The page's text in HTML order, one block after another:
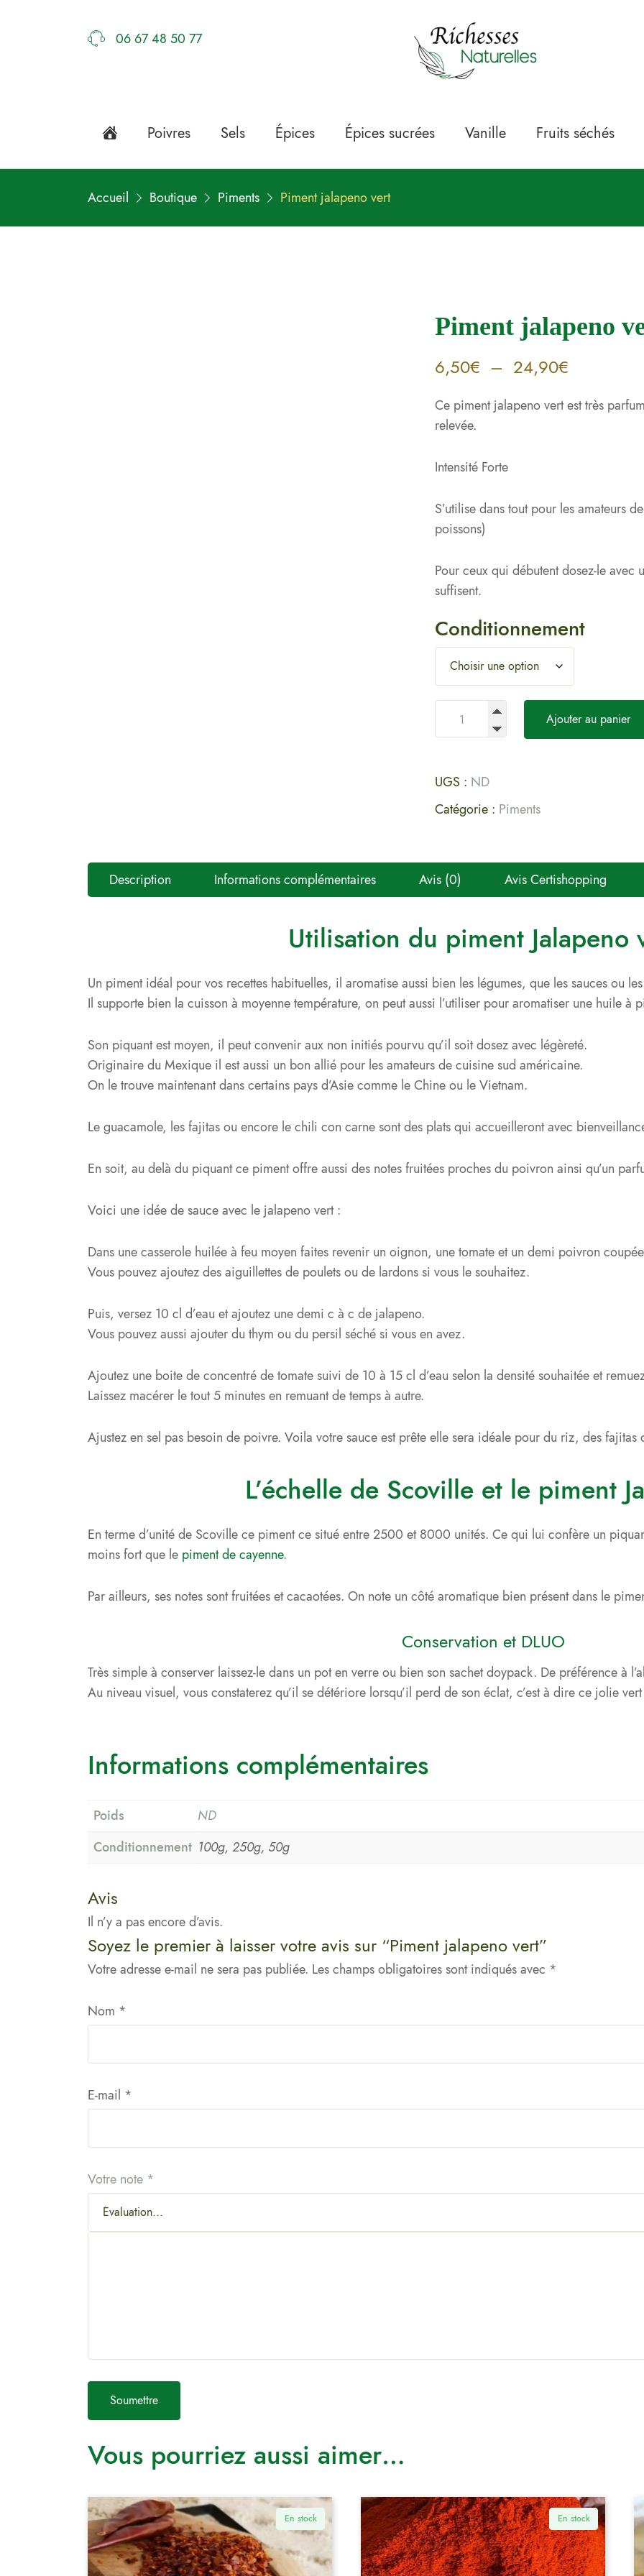
06 67 48 50 77
Poivres Sels Épices Épices sucrées Vanille Fruits séchés
Accueil Boutique Piments Piment jalapeno vert
Piment jalapeno
6,50€ – 24,90€
Ce piment jalapeno vert est très
relevée.
Intensité Forte
S’utilise dans tout pour les amateurs
poissons)
Pour ceux qui débutent dosez-le
suffisent.
Conditionnement
Ajouter au panier
UGS : ND
Catégorie : Piments
Description Informations complémentaires Avis (0) Avis Certishopping
Utilisation du piment Jalapeno
Un piment idéal pour vos recettes habituelles, il aromatise aussi bien les légumes, que les sauces ou
Il supporte bien la cuisson à moyenne température, on peut aussi l’utiliser pour aromatiser une huile à
Son piquant est moyen, il peut convenir aux non initiés pourvu qu’il soit dosez avec légèreté.
Originaire du Mexique il est aussi un bon allié pour les amateurs de cuisine sud américaine.
On le trouve maintenant dans certains pays d’Asie comme le Chine ou le Vietnam.
Le guacamole, les fajitas ou encore le chili con carne sont des plats qui accueilleront avec
En soit, au delà du piquant ce piment offre aussi des notes fruitées proches du poivron ainsi qu’un
Voici une idée de sauce avec le jalapeno vert :
Dans une casserole huilée à feu moyen faites revenir un oignon, une tomate et un demi poivron
Vous pouvez ajoutez des aiguillettes de poulets ou de lardons si vous le souhaitez.
Puis, versez 10 cl d’eau et ajoutez une demi c à c de jalapeno.
Vous pouvez aussi ajouter du thym ou du persil séché si vous en avez.
Ajoutez une boite de concentré de tomate suivi de 10 à 15 cl d’eau selon la densité souhaitée et
Laissez macérer le tout 5 minutes en remuant de temps à autre.
Ajustez en sel pas besoin de poivre. Voila votre sauce est prête elle sera idéale pour du riz, des fajitas
L’échelle de Scoville et le piment
En terme d’unité de Scoville ce piment ce situé entre 2500 et 8000 unités. Ce qui lui confère un
moins fort que le piment de cayenne.
Par ailleurs, ses notes sont fruitées et cacaotées. On note un côté aromatique bien présent dans le
Conservation et DLUO
Très simple à conserver laissez-le dans un pot en verre ou bien son sachet doypack. De préférence à
Au niveau visuel, vous constaterez qu’il se détériore lorsqu’il perd de son éclat, c’est à dire ce jolie
Informations complémentaires
Poids
ND
Conditionnement 100g, 250g, 50g
Avis
Il n’y a pas encore d’avis.
Soyez le premier à laisser votre avis sur “Piment jalapeno vert”
Votre adresse e-mail ne sera pas publiée. Les champs obligatoires sont indiqués avec *
Nom *
E-mail *
Votre note *
Vous pourriez aussi aimer…
En stock En stock